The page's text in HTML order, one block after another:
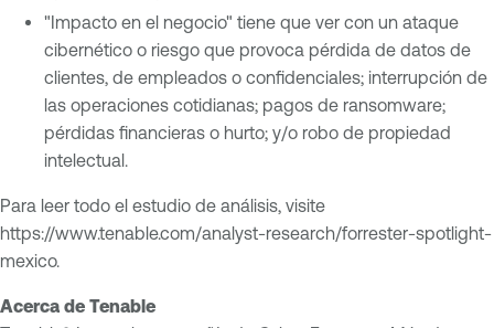
"Impacto en el negocio" tiene que ver con un ataque
cibernético o riesgo que provoca pérdida de datos de
clientes, de empleados o confidenciales; interrupción de
las operaciones cotidianas; pagos de ransomware;
pérdidas financieras o hurto; y/o robo de propiedad
intelectual.
Para leer todo el estudio de análisis, visite
https://www.tenable.com/analyst-research/forrester-spotlight-
mexico.
Acerca de Tenable